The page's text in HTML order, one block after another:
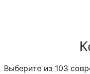
Выберите из 103